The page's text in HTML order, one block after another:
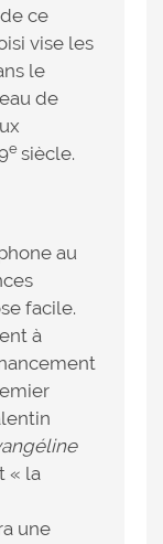
ce
vise les
le
de
e siècle.
au
facile.
à
« la
une